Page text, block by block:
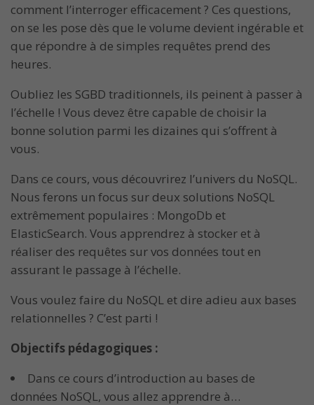
comment l’interroger efficacement ? Ces questions,
on se les pose dès que le volume devient ingérable et
que répondre à de simples requêtes prend des
heures.
Oubliez les SGBD traditionnels, ils peinent à passer à
l’échelle ! Vous devez être capable de choisir la
bonne solution parmi les dizaines qui s’offrent à
vous.
Dans ce cours, vous découvrirez l’univers du NoSQL.
Nous ferons un focus sur deux solutions NoSQL
extrêmement populaires : MongoDb et
ElasticSearch. Vous apprendrez à stocker et à
réaliser des requêtes sur vos données tout en
assurant le passage à l’échelle.
Vous voulez faire du NoSQL et dire adieu aux bases
relationnelles ? C’est parti !
Objectifs pédagogiques :
Dans ce cours d’introduction au bases de
données NoSQL, vous allez apprendre à…